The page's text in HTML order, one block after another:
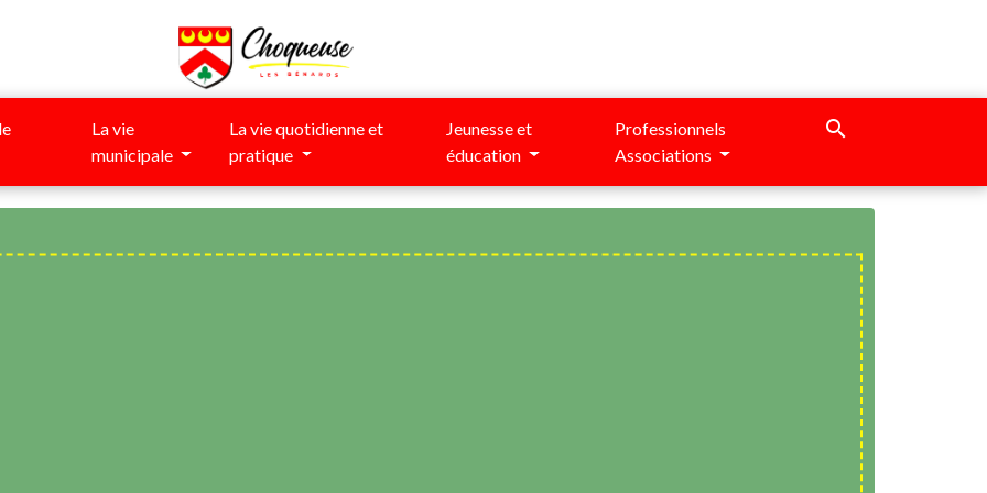
La vie
municipale
La vie quotidienne et
pratique
Jeunesse et
éducation
Professionnels
Associations
search